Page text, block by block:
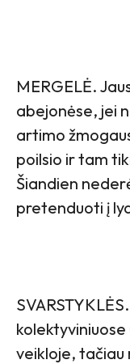
MERGELĖ.
abejonėse, jei
artimo
poilsio ir tam
Šiandien
pretenduoti į
kolektyviniuose
veikloje, tačiau